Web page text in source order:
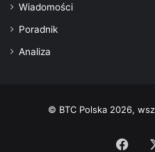
Wiadomości
Poradnik
Analiza
© BTC Polska 2026,